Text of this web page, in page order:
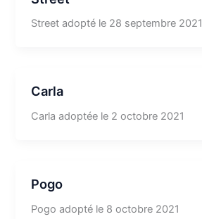
Street adopté le 28 septembre 2021
Carla
Carla adoptée le 2 octobre 2021
Pogo
Pogo adopté le 8 octobre 2021